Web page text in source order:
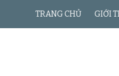
Skip to main content
TRANG CHỦ GIỚI